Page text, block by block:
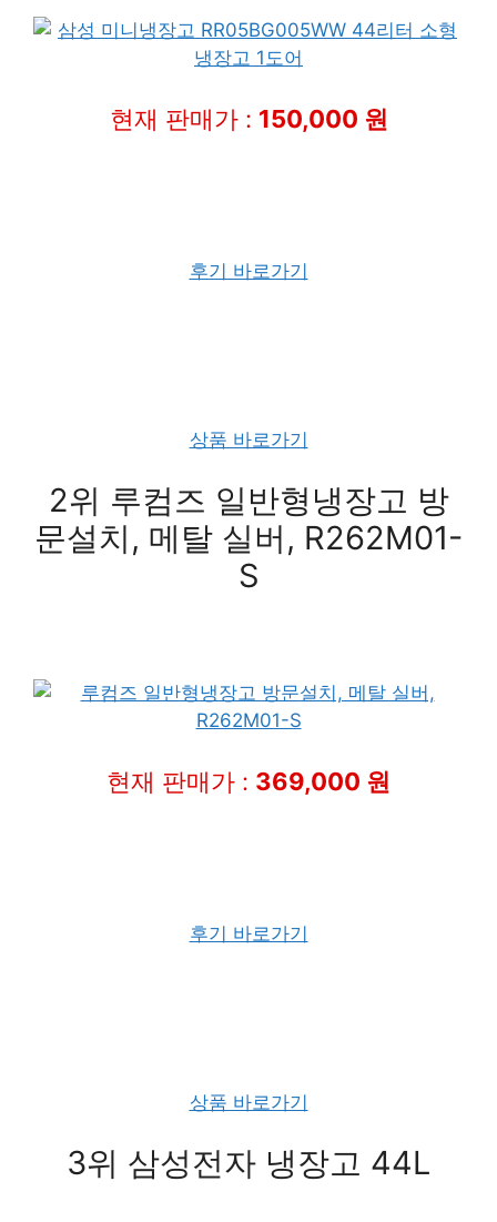
현재 판매가 : 150,000 원
후기 바로가기
상품 바로가기
2위 루컴즈 일반형냉장고 방
문설치, 메탈 실버, R262M01-
S
현재 판매가 : 369,000 원
후기 바로가기
상품 바로가기
3위 삼성전자 냉장고 44L